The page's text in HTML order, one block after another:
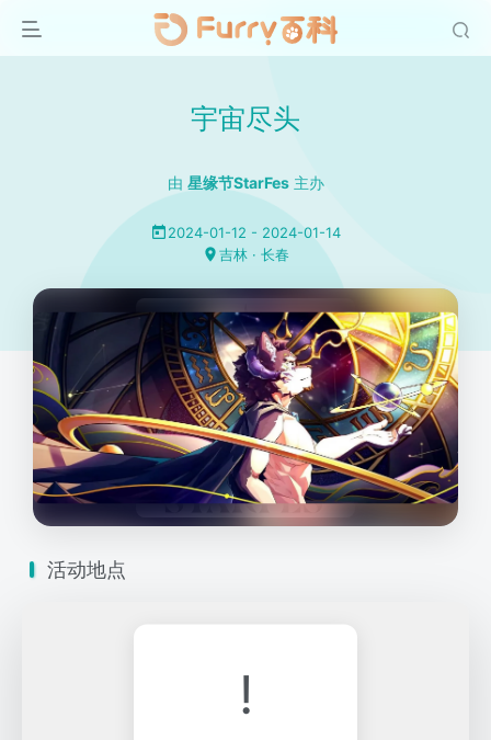
宇宙尽头
由 星缘节StarFes 主办
2024-01-12 - 2024-01-14
吉林 · 长春
活动地点
!